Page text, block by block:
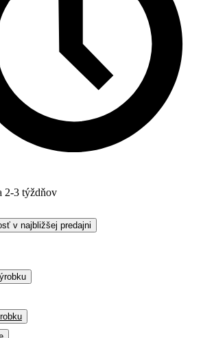
2-3 týždňov
v najbližšej predajni